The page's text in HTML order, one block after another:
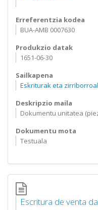
Erreferentzia kodea
BUA-AMB 0007630
Produkzio datak
1651-06-30
Sailkapena
Eskriturak eta
Deskripzio maila
Dokumentu unitatea
Dokumentu mota
Testuala
Escritura de venta